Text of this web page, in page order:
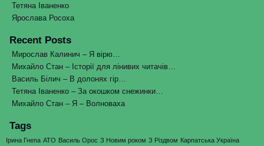
Тетяна Іваненко
Ярослава Росоха
Recent Posts
Мирослав Калинич – Я вірю…
Михайло Стан – Історії для лінивих читачів…
Василь Білич – В долонях гір…
Тетяна Іваненко – За окошком снежинки…
Михайло Стан – Я – Волноваха
Tags
Ірина Гнепа АТО Василь Орос З Новим роком З Різдвом Карпатська Україна